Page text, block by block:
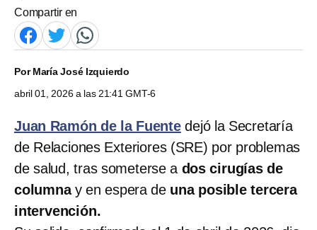
Compartir en
PorMaría José Izquierdo
abril 01, 2026 a las 21:41 GMT-6
Juan Ramón de la Fuentedejó la Secretaría
de Relaciones Exteriores (SRE) por problemas
de salud, tras someterse a dos cirugías de
columnay en espera de una posible tercera
intervención.